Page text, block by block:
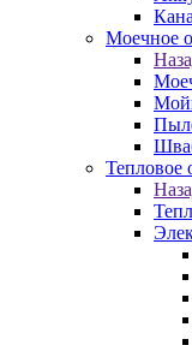
Моечное
Тепловое